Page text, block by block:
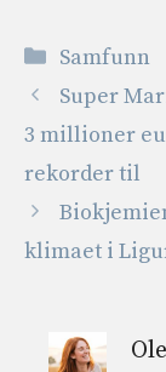
Kategorier
Samfunn
Super
3 millioner
rekorder til
klimaet i